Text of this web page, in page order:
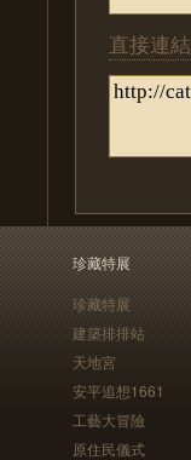
直接連結
珍藏特展
珍藏特展
建築排排站
天地宮
安平追想1661
工藝大冒險
原住民儀式